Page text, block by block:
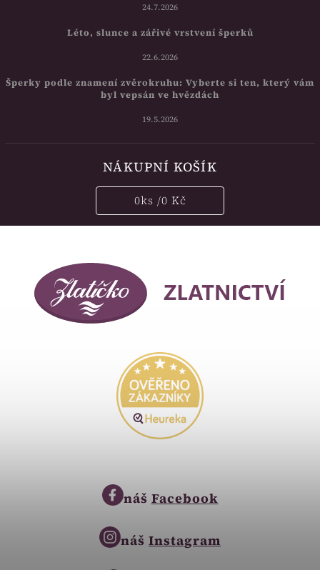
24.7.2026
Léto, slunce a zářivé vrstvení šperků
22.6.2026
Šperky podle znamení zvěrokruhu: Vyberte si ten, který vám
byl vepsán ve hvězdách
19.5.2026
NÁKUPNÍ KOŠÍK
0ks /0 Kč
náš Facebook
náš Instagram